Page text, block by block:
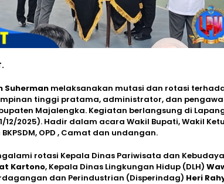
Suherman melaksanakan mutasi dan rotasi
tinggi pratama, administrator, dan
Majalengka. Kegiatan berlangsung di
12/2025). Hadir dalam acara Wakil Bupati, Wakil
OPD , Camat dan undangan.
rotasi Kepala Dinas Pariwisata dan
Kartono, Kepala Dinas Lingkungan Hidup (DLH)
dan Perindustrian (Disperindag) Heri